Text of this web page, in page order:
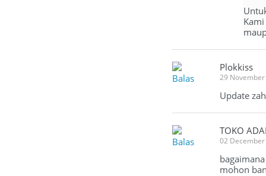
Balas
Plokkiss
29
Update
Balas
TOKO
02
mohon